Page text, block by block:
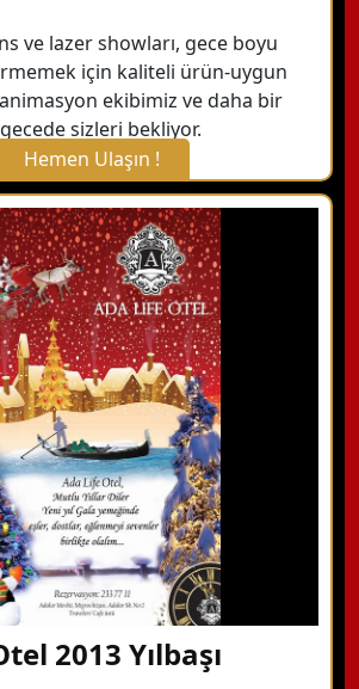
ve lazer showları, gece boyu
için kaliteli ürün-uygun
ekibimiz ve daha bir
sizleri bekliyor.
Hemen Ulaşın !
X Kapat
ile Bilgi Alın
Bilgi Alın
2013 Yılbaşı